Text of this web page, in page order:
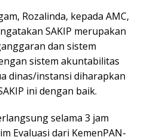
Rozalinda, kepada AMC,
SAKIP merupakan
dan sistem
sistem akuntabilitas
dinas/instansi diharapkan
ini dengan baik.
selama 3 jam
Evaluasi dari KemenPAN-